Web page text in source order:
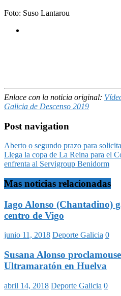
Foto: Suso Lantarou
Enlace con la noticia original:
Galicia de Descenso 2019
Post navigation
Aberto o segundo prazo para
Llega la copa de La Reina para el
enfrenta al Servigroup Benidorm
Mas noticias relacionadas
Iago Alonso (Chantadino)
centro de Vigo
junio 11, 2018 Deporte Galicia 0
Susana Alonso
Ultramaratón en Huelva
abril 14, 2018 Deporte Galicia 0